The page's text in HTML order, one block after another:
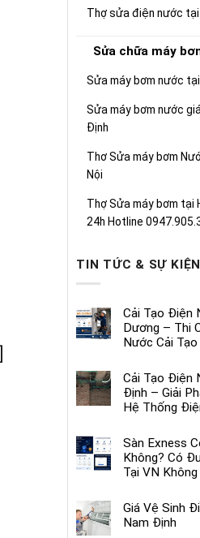
Thợ sửa điện nước tại
Sửa chữa máy
Sửa máy bơm nước
Sửa máy bơm nước
Định
Thơ Sửa máy bơm
Nội
Thợ Sửa máy bơm tại
24h Hotline
TIN TỨC & SỰ KIỆN
Cải Tạo Điện
Dương – Thi
Nước Cải
Cải Tạo Điện
Định – Giải
Hệ Thống
Sàn Exness
Không? Có
Tại VN Không
Giá Vệ Sinh
Nam Định